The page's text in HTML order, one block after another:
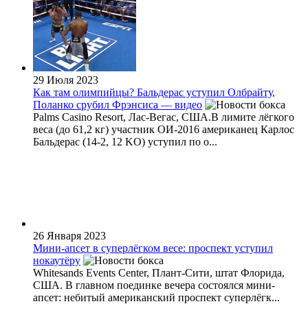
29 Июля 2023
Как там олимпийцы? Бальдерас уступил Олбрайту,
Поланко срубил Фрэнсиса — видео
Palms Casino Resort, Лас-Вегас, США.В лимите лёгкого
веса (до 61,2 кг) участник ОИ-2016 американец Карлос
Бальдерас (14-2, 12 KO) уступил по о...
26 Января 2023
Мини-апсет в суперлёгком весе: проспект уступил
нокаутёру
Whitesands Events Center, Плант-Сити, штат Флорида,
США. В главном поединке вечера состоялся мини-
апсет: небитый американский проспект суперлёгк...